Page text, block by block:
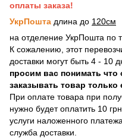
оплаты заказа!
УкрПошта длина до 120см
на отделение УкрПошта по
К сожалению, этот
доставки могут быть 4 - 10
просим вас понимать
заказывать товар
При оплате товара при
нужно будет оплатить 10
услуги наложенного
служба доставки.